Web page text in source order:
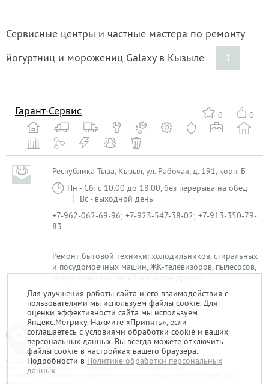
Сервисные центры и частные мастера по ремонту
йогуртниц и морожениц Galaxy в Кызыле
1
0 0
Гарант-Сервис
Республика Тыва, Кызыл, ул. Рабочая, д. 191, корп. Б
Пн - Сб: с 10.00 до 18.00, без перерыва на обед
Вс - выходной день
+7-962-062-69-96; +7-923-547-38-02; +7-913-350-79-
83
Ремонт бытовой техники: холодильников, стиральных
и посудомоечных машин, ЖК-телевизоров, пылесосов,
микроволновых печей и многое другое
1
© 2014-2026. «Мой Сервис-Гид» – проект группы «Текарт».
При любом использовании материалов ресурса ссылка обязательна.
За достоверность информации, размещенной пользователями, портал «Мой Сервис-Гид»
Для улучшения работы сайта и его взаимодействия с
пользователями мы используем файлы cookie. Для
оценки эффективности сайта мы используем
Яндекс.Метрику. Нажмите «Принять», если
соглашаетесь с условиями обработки cookie и ваших
персональных данных. Вы всегда можете отключить
файлы cookie в настройках вашего браузера.
Подробности в Политике обработки персональных
данных